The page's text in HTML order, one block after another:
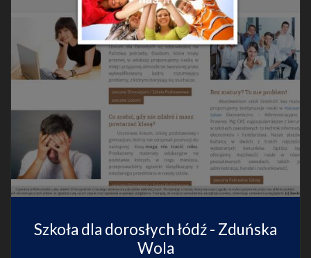
Szkoła dla dorosłych łódź - Zduńska
Wola